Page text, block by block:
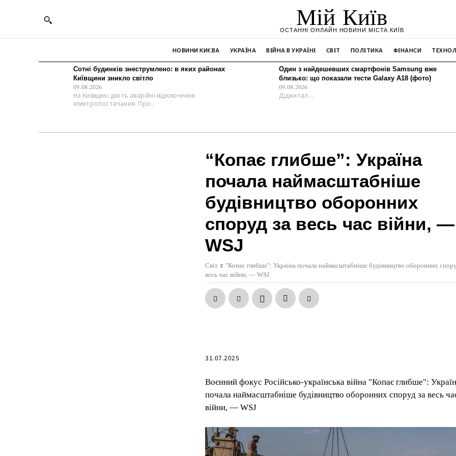
Мій Київ
ОСТАННІ ОНЛАЙН НОВИНИ МІСТА КИЇВ
НОВИНИ КИЄВА УКРАЇНА ВІЙНА В УКРАЇНІ СВІТ ПОЛІТИКА ФІНАНСИ
Сотні будинків знеструмлено: в яких районах
Київщини зникло світло
09.08.2026
На Київщині діють аварійні відключення
електропостачання. Про...
Один з найдешевших смартфонів Samsung вже
близько: що показали тести Galaxy A18 (фото)
09.08.2026
Діджитал ...
“Копає глибше”: Україна
почала наймасштабніше
будівництво оборонних
споруд за весь час війни, —
WSJ
Світ
"Копає глибше": Україна почала наймасштабніше будівництво оборонних
весь час війни, — WSJ
31.07.2025
Воєнний фокус Російсько-українська війна "Копає глибше":
почала наймасштабніше будівництво оборонних споруд за весь
війни, — WSJ